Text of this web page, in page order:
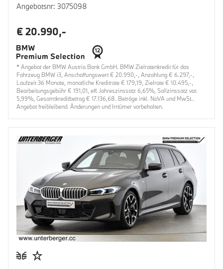
Angebotsnr: 3075098
€ 20.990,-
* Angebot der BMW Austria Bank GmbH. BMW Zielratenkredit für das
Fahrzeug BMW i3, Anschaffungswert € 20.990,-, Anzahlung € 6.297,-,
Laufzeit 36 Monate, monatliche Kreditrate € 179,19, Zielrate € 10.495,-,
Bearbeitungsgebühr € 191,01, eff. Jahreszinssatz 6,65%, Sollzinssatz var.
5,99%, Gesamtkreditbetrag € 17.136,68. Beträge inkl. NoVA und MwSt..
Angebot freibleibend. Änderungen und Irrtümer vorbehalten.